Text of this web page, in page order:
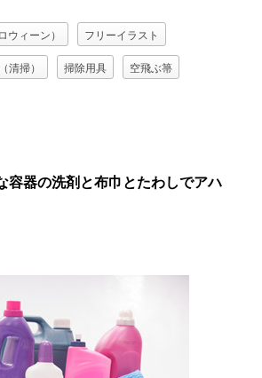
ウィーン） フリーイラスト
清掃） 掃除用具 空飛ぶ箒
容器の洗剤と布巾とたわしでアハ